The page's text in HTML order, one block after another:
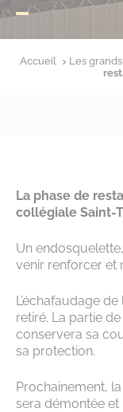
Accueil Les
La phase de
collégiale Saint-
Un
venir renforcer et
L’échafaudage
retiré. La partie
conservera sa
sa protection.
Prochainement,
sera démontée